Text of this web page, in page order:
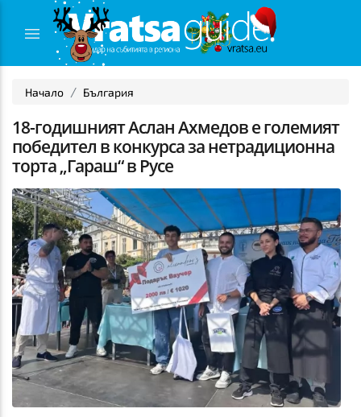
Начало България
18-годишният Аслан Ахмедов е големият
победител в конкурса за нетрадиционна
торта „Гараш“ в Русе